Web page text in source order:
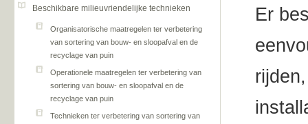
Beschikbare milieuvriendelijke technieken
Organisatorische maatregelen ter verbetering
van sortering van bouw- en sloopafval en de
recyclage van puin
Operationele maatregelen ter verbetering van
sortering van bouw- en sloopafval en de
recyclage van puin
Technieken ter verbetering van sortering van
Er